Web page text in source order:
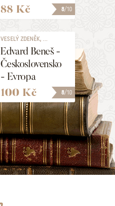
8/10
88 Kč
8/10
VESELÝ ZDENĚK, ...
Edvard Beneš -
Československo
- Evropa
100 Kč